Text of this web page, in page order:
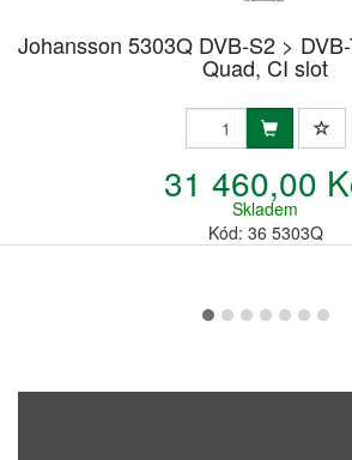
Johansson 5303Q DVB-S2 >
Quad, CI slot
31 460,00
Skladem
Kód: 36 5303Q